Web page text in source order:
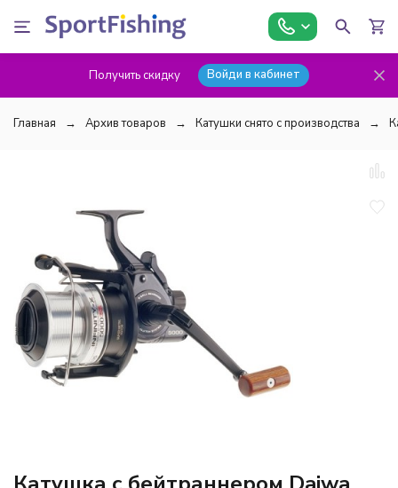
Получить скидку Войди в кабинет
Главная Архив товаров Катушки снято с производства